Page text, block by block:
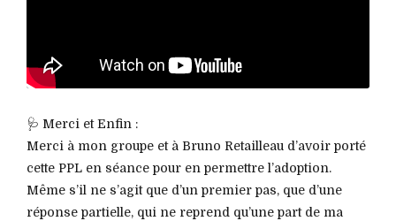
🩺 Merci et Enfin :
Merci à mon groupe et à Bruno Retailleau d’avoir porté
cette PPL en séance pour en permettre l’adoption.
Même s’il ne s’agit que d’un premier pas, que d’une
réponse partielle, qui ne reprend qu’une part de ma